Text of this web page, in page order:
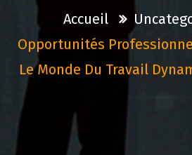
Accueil
Opportunités
Le Monde Du Travail